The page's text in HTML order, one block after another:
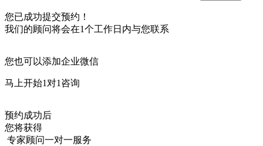
您已成功提交预约！
我们的顾问将会在1个工作日内与您联系
您也可以添加企业微信
马上开始1对1咨询
预约成功后
您将获得
专家顾问一对一服务